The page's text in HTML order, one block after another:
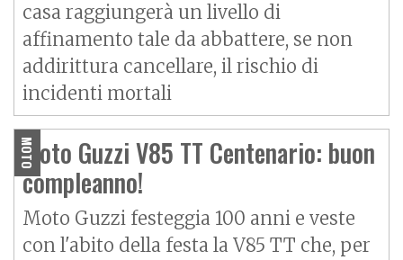
casa raggiungerà un livello di
affinamento tale da abbattere, se non
addirittura cancellare, il rischio di
incidenti mortali
MOTO
Moto Guzzi V85 TT Centenario: buon
compleanno!
Moto Guzzi festeggia 100 anni e veste
con l'abito della festa la V85 TT che, per